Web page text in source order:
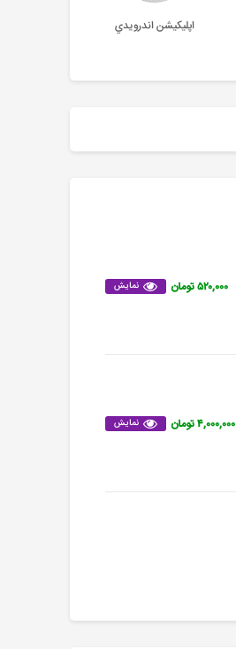
اپليکيشن اندرويدي
نمایش ۵۲۰,۰۰۰ تومان
نمایش ۴,۰۰۰,۰۰۰ تومان